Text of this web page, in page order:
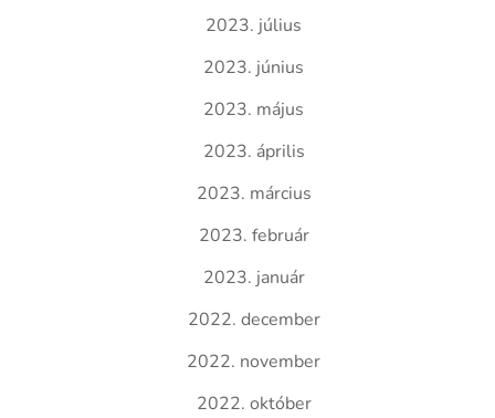
2023. július
2023. június
2023. május
2023. április
2023. március
2023. február
2023. január
2022. december
2022. november
2022. október